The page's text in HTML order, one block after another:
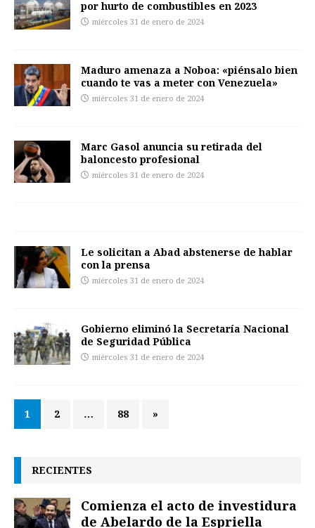
por hurto de combustibles en 2023
miércoles 31 de enero de 2024
Maduro amenaza a Noboa: «piénsalo bien
cuando te vas a meter con Venezuela»
miércoles 31 de enero de 2024
Marc Gasol anuncia su retirada del
baloncesto profesional
miércoles 31 de enero de 2024
Le solicitan a Abad abstenerse de hablar
con la prensa
miércoles 31 de enero de 2024
Gobierno eliminó la Secretaría Nacional
de Seguridad Pública
miércoles 31 de enero de 2024
1 2 … 88 »
RECIENTES
Comienza el acto de investidura
de Abelardo de la Espriella